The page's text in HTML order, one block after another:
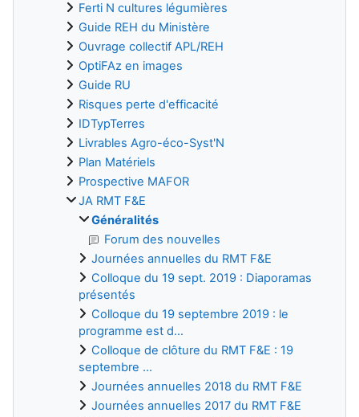
Ferti N cultures légumières
Guide REH du Ministère
Ouvrage collectif APL/REH
OptiFAz en images
Guide RU
Risques perte d'efficacité
IDTypTerres
Livrables Agro-éco-Syst'N
Plan Matériels
Prospective MAFOR
JA RMT F&E
Généralités
Forum des nouvelles
Journées annuelles du RMT F&E
Colloque du 19 sept. 2019 : Diaporamas
présentés
Colloque du 19 septembre 2019 : le
programme est d...
Colloque de clôture du RMT F&E : 19
septembre ...
Journées annuelles 2018 du RMT F&E
Journées annuelles 2017 du RMT F&E